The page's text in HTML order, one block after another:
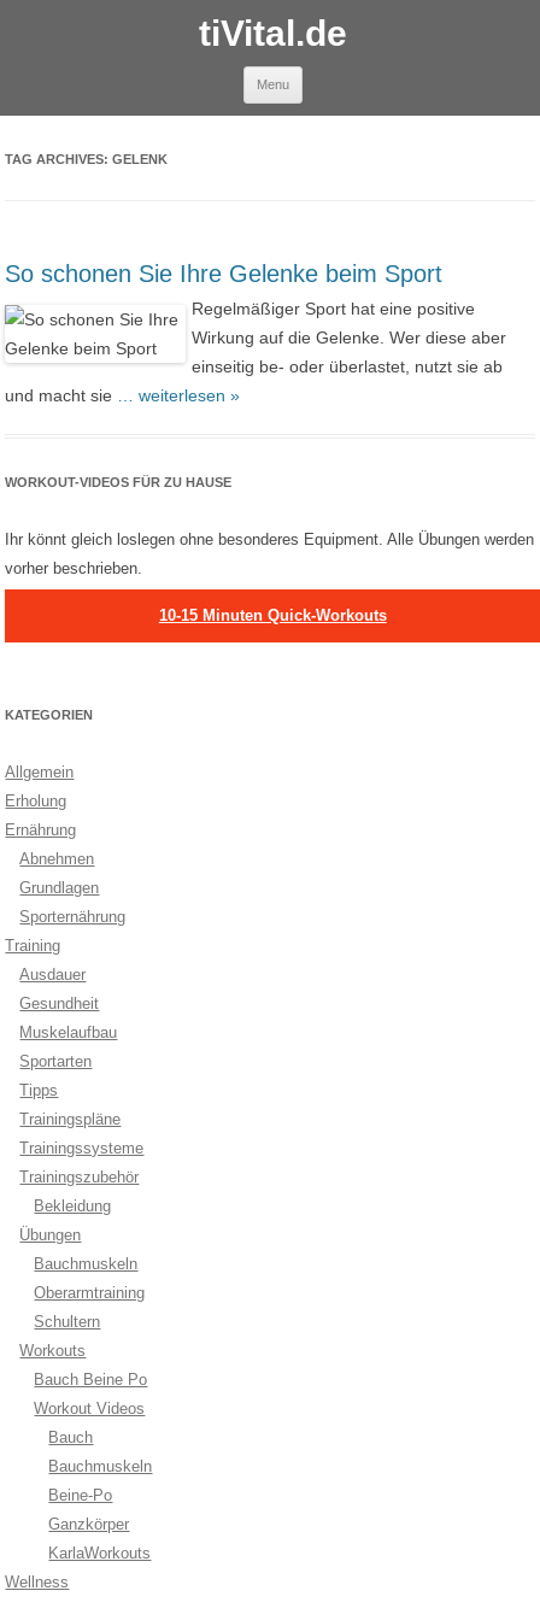
tiVital.de
Menu
TAG ARCHIVES:GELENK
So schonen Sie Ihre Gelenke beim Sport
Regelmäßiger Sport hat eine positive
Wirkung auf die Gelenke. Wer diese aber
einseitig be- oder überlastet, nutzt sie ab
und macht sie
… weiterlesen »
WORKOUT-VIDEOS FÜR ZU HAUSE
Ihr könnt gleich loslegen ohne besonderes Equipment. Alle Übungen werden
vorher beschrieben.
10-15 Minuten Quick-Workouts
KATEGORIEN
Allgemein
Erholung
Ernährung
Abnehmen
Grundlagen
Sporternährung
Training
Ausdauer
Gesundheit
Muskelaufbau
Sportarten
Tipps
Trainingspläne
Trainingssysteme
Trainingszubehör
Bekleidung
Übungen
Bauchmuskeln
Oberarmtraining
Schultern
Workouts
Bauch Beine Po
Workout Videos
Bauch
Bauchmuskeln
Beine-Po
Ganzkörper
KarlaWorkouts
Wellness